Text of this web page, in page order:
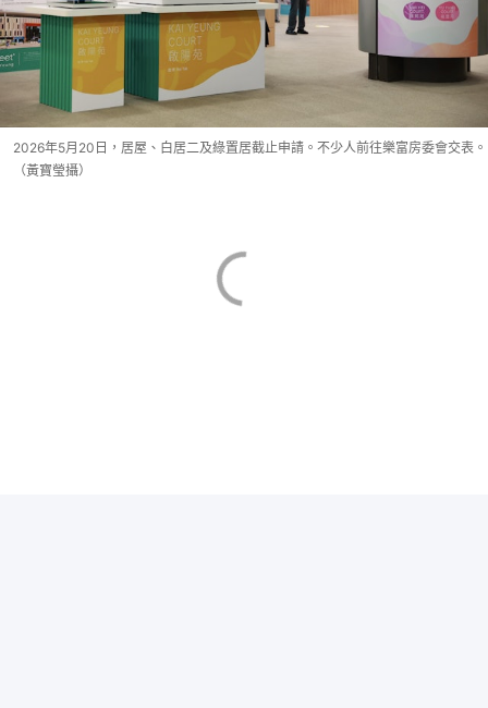
2026年5月20日，居屋、白居二及綠置居截止申請。不少人前往樂富房委會交表。
（黃寶瑩攝）